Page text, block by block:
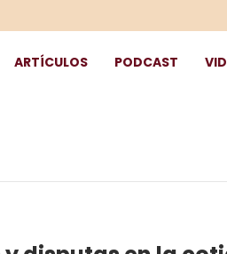
ARTÍCULOS PODCAST